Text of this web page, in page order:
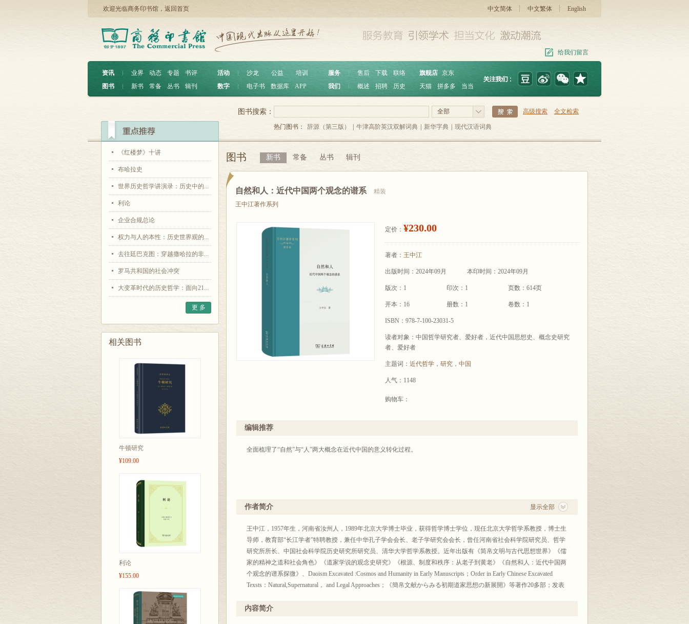
欢迎光临商务印书馆， 返回首页 中文简体 中文繁体 English
给我们留言
资讯 ︱ 业界 动态 专题
书评
图书
︱ 新书 常备 丛书 辑刊
活动 沙龙 公益
培训
数字
电子书 数据库 APP
服务 ︱ 售后 下载
联络
我们
概述 招聘 历史
旗舰店 京东
天猫
拼多多 当当
《红楼梦》十讲
布哈拉史
世界历史哲学讲演录：历史中的...
利论
企业合规总论
权力与人的本性：历史世界观的...
去往廷巴克图：穿越撒哈拉的非...
罗马共和国的社会冲突
大变革时代的历史哲学：面向21...
更 多
相关图书
牛顿研究
¥109.00
利论
¥155.00
全部 高级搜索 全文检索
图书搜索：
热门图书： 辞源（第三版） 牛津高阶英汉双解词典 新华字典 现代汉语词典
图书 新书 常备 丛书 辑刊
自然和人：近代中国两个观念的谱系
精装
王中江著作系列
定价： ¥230.00
著者： 王中江
出版时间：2024年09月 本印时间：2024年09月
版次：1 印次：1 页数：614页
开本：16 册数：1 卷数：1
ISBN：978-7-100-23031-5
读者对象：中国哲学研究者、爱好者，近代中国思想史、概念史研究
者、爱好者
主题词： 近代哲学 ， 研究 ， 中国
人气：1148
购物车：
编辑推荐
全面梳理了“自然”与“人”两大概念在近代中国的意义转化过程。
显示全部
作者简介
王中江，1957年生，河南省汝州人，1989年北京大学博士毕业，获得哲学博士学位，现任北京大学哲学系教授，博士生
导师，教育部“长江学者”特聘教授，兼任中华孔子学会会长、老子学研究会会长，曾任河南省社会科学院研究员、哲学
研究所所长、中国社会科学院历史研究所研究员、清华大学哲学系教授。近年出版有《简帛文明与古代思想世界》《儒
家的精神之道和社会角色》《道家学说的观念史研究》《根源、制度和秩序：从老子到黄老》《自然和人：近代中国两
个观念的谱系探微》、Daoism Excavated :Cosmos and Humanity in Early Manuscripts；Order in Early Chinese Excavated
Texsts：Natural,Supernatural， and Legal Approaches；《簡帛文献からみる初期道家思想の新展開》等著作20多部；发表
学集刊》等。
内容简介